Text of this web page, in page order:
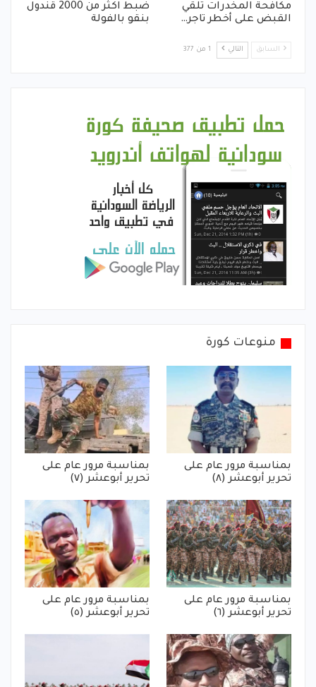
مكافحة المخدرات تلقي
القبض على أخطر تاجر…
ضبط اكثر من 2000 قندول
بنقو بالفولة
السابق التالي 1 من 377
منوعات كورة
بمناسبة مرور عام على
تحرير أبوعشر (٨)
بمناسبة مرور عام على
تحرير أبوعشر (٧)
بمناسبة مرور عام على
تحرير أبوعشر (٦)
بمناسبة مرور عام على
تحرير أبوعشر (٥)